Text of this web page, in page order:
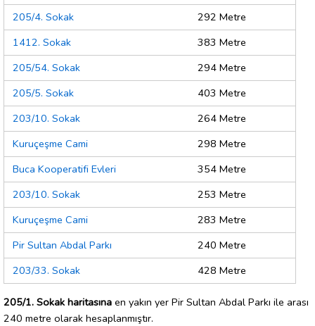
205/4. Sokak
292 Metre
1412. Sokak
383 Metre
205/54. Sokak
294 Metre
205/5. Sokak
403 Metre
203/10. Sokak
264 Metre
Kuruçeşme Cami
298 Metre
Buca Kooperatifi Evleri
354 Metre
203/10. Sokak
253 Metre
Kuruçeşme Cami
283 Metre
Pir Sultan Abdal Parkı
240 Metre
203/33. Sokak
428 Metre
205/1. Sokak haritasına en yakın yer Pir Sultan Abdal Parkı ile arası
240 metre olarak hesaplanmıştır.